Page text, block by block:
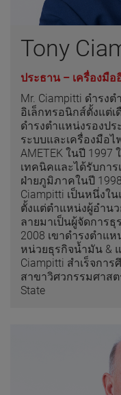
Tony
ประธาน – เครื่องมื
Mr. Ciampitti ดำรง
อิเล็กทรอนิกส์ตั้งแต่
ดำรงตำแหน่งรองปร
ระบบและเครื่องมือไ
AMETEK ในปี
เทคนิคและได้รับกา
ฝ่ายภูมิภาคในปี
Ciampitti เป็นหนึ่งใ
ตั้งแต่ตำแหน่งผู้อำน
ลายมาเป็นผู้จัดการธุ
2008 เขาดำรงตำแ
หน่วยธุรกิจน้ำมัน &
Ciampitti สำเร็จก
สาขาวิศวกรรมศาส
State